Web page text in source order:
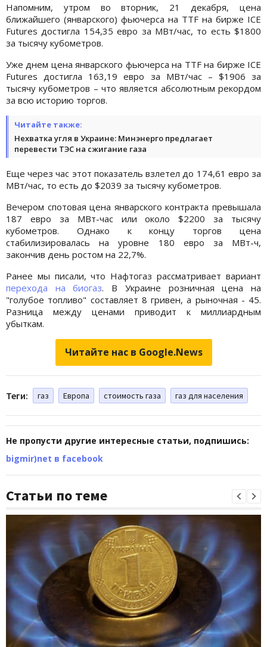
Напомним, утром во вторник, 21 декабря, цена
ближайшего (январского) фьючерса на TTF на бирже ICE
Futures достигла 154,35 евро за МВт/час, то есть $1800
за тысячу кубометров.
Уже днем ​​цена январского фьючерса на TTF на бирже ICE
Futures достигла 163,19 евро за МВт/час – $1906 за
тысячу кубометров – что является абсолютным рекордом
за всю историю торгов.
Читайте также:
Нехватка угля в Украине: Минэнерго предлагает
перевести ТЭС на сжигание газа
Еще через час этот показатель взлетел до 174,61 евро за
МВт/час, то есть до $2039 за тысячу кубометров.
Вечером спотовая цена январского контракта превышала
187 евро за МВт-час или около $2200 за тысячу
кубометров. Однако к концу торгов цена
стабилизировалась на уровне 180 евро за МВт-ч,
закончив день ростом на 22,7%.
Ранее мы писали, что Нафтогаз рассматривает вариант
перехода на биогаз. В Украине розничная цена на
"голубое топливо" составляет 8 гривен, а рыночная - 45.
Разница между ценами приводит к миллиардным
убыткам.
Читайте нас в Google.News
Теги: газ Европа стоимость газа газ для населения
Не пропусти другие интересные статьи, подпишись:
bigmir)net в facebook
Статьи по теме